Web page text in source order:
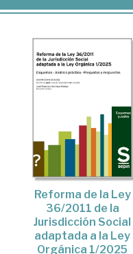
Reforma de la Ley
36/2011 de la
Jurisdicción Social
adaptada a la Ley
Orgánica 1/2025